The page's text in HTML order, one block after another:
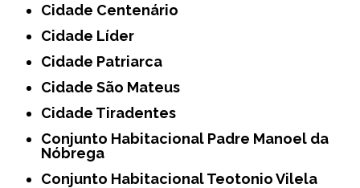
Cidade Centenário
Cidade Líder
Cidade Patriarca
Cidade São Mateus
Cidade Tiradentes
Conjunto Habitacional Padre Manoel da
Nóbrega
Conjunto Habitacional Teotonio Vilela